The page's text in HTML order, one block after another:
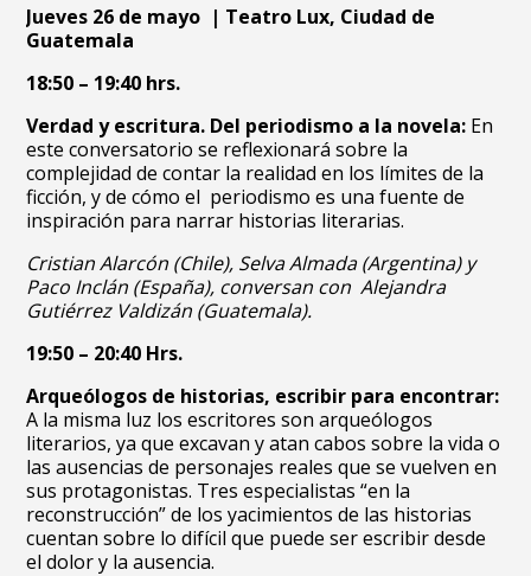
Jueves 26 de mayo | Teatro Lux, Ciudad de
Guatemala
18:50 – 19:40 hrs.
Verdad y escritura. Del periodismo a la novela: En
este conversatorio se reflexionará sobre la
complejidad de contar la realidad en los límites de la
ficción, y de cómo el periodismo es una fuente de
inspiración para narrar historias literarias.
Cristian Alarcón (Chile), Selva Almada (Argentina) y
Paco Inclán (España), conversan con Alejandra
Gutiérrez Valdizán (Guatemala).
19:50 – 20:40 Hrs.
Arqueólogos de historias, escribir para encontrar:
A la misma luz los escritores son arqueólogos
literarios, ya que excavan y atan cabos sobre la vida o
las ausencias de personajes reales que se vuelven en
sus protagonistas. Tres especialistas “en la
reconstrucción” de los yacimientos de las historias
cuentan sobre lo difícil que puede ser escribir desde
el dolor y la ausencia.